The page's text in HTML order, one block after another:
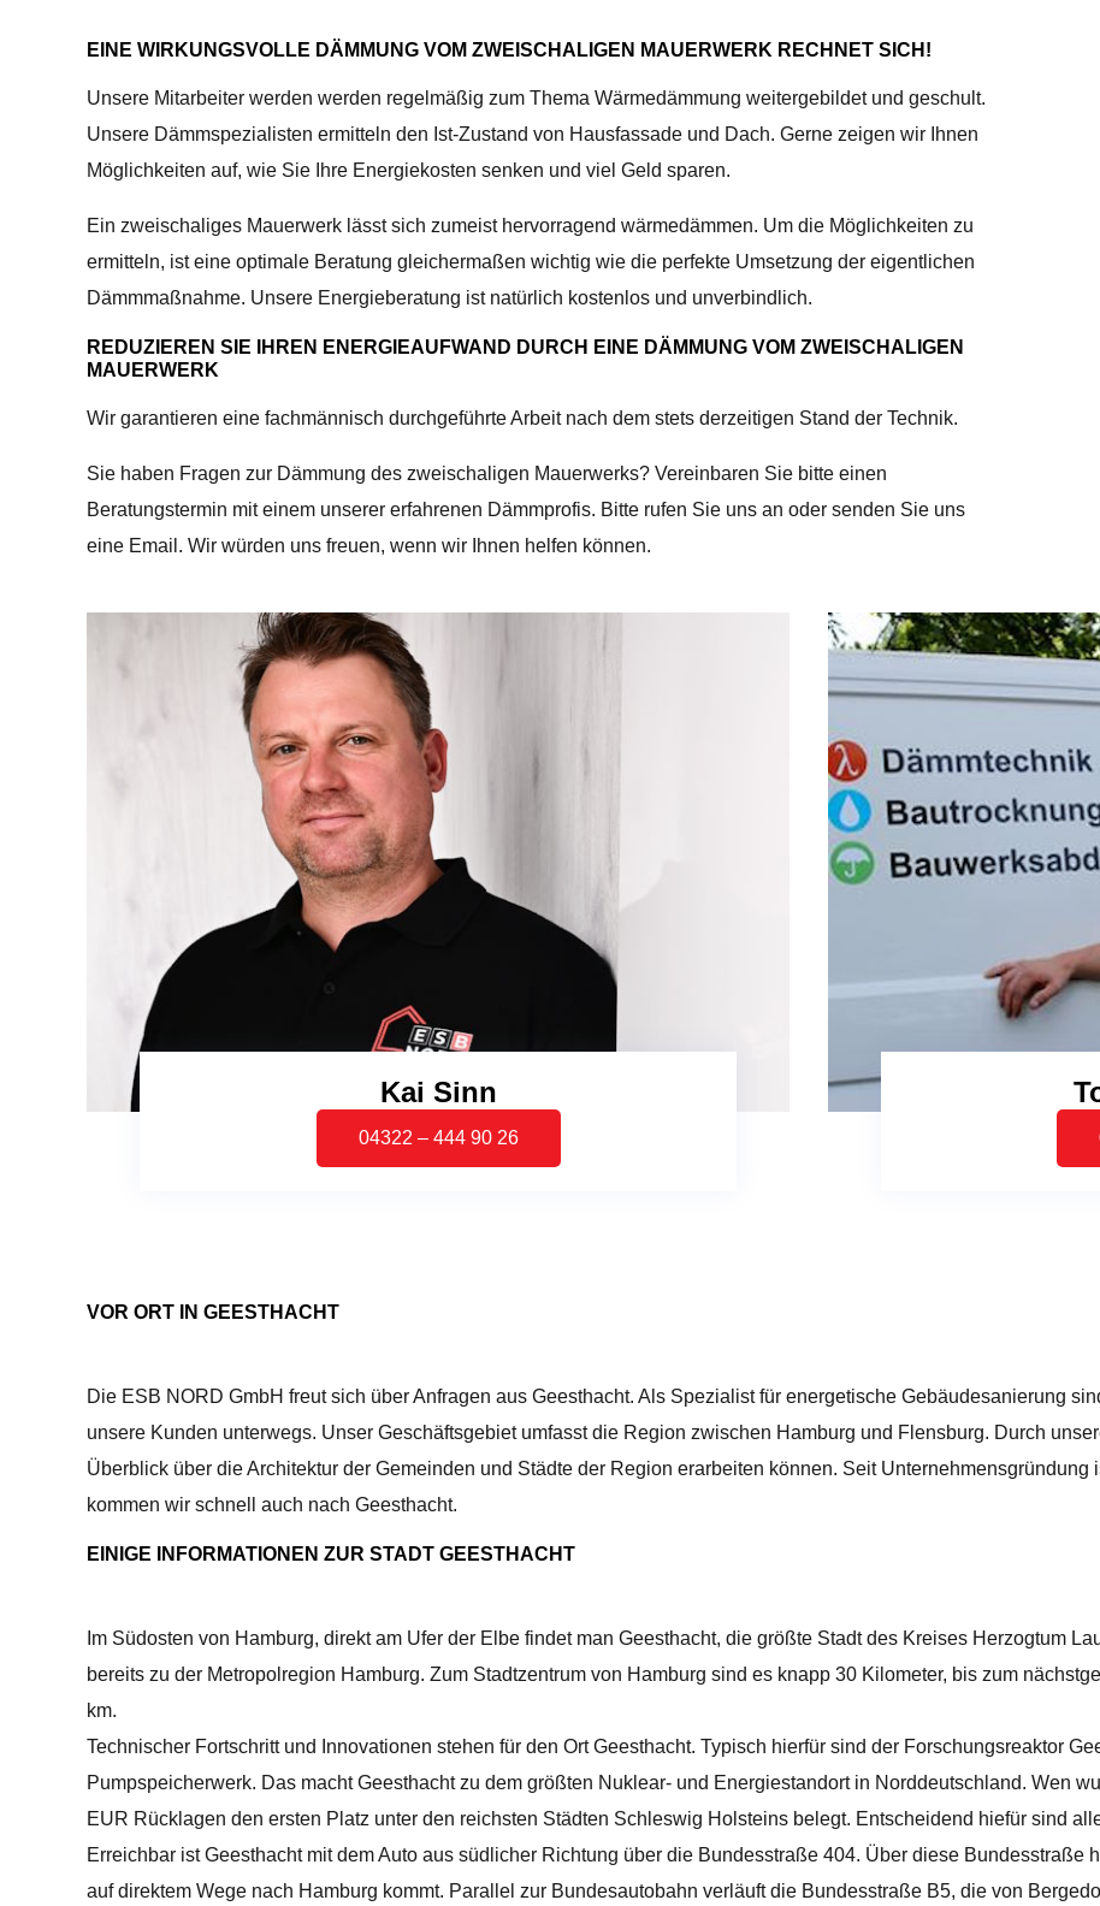
EINE WIRKUNGSVOLLE DÄMMUNG VOM ZWEISCHALIGEN MAUERWERK RECHNET SICH!
Unsere Mitarbeiter werden werden regelmäßig zum Thema Wärmedämmung weitergebildet und geschult.
Unsere Dämmspezialisten ermitteln den Ist-Zustand von Hausfassade und Dach. Gerne zeigen wir Ihnen
Möglichkeiten auf, wie Sie Ihre Energiekosten senken und viel Geld sparen.
Ein zweischaliges Mauerwerk lässt sich zumeist hervorragend wärmedämmen. Um die Möglichkeiten zu
ermitteln, ist eine optimale Beratung gleichermaßen wichtig wie die perfekte Umsetzung der eigentlichen
Dämmmaßnahme. Unsere Energieberatung ist natürlich kostenlos und unverbindlich.
REDUZIEREN SIE IHREN ENERGIEAUFWAND DURCH EINE DÄMMUNG VOM ZWEISCHALIGEN
MAUERWERK
Wir garantieren eine fachmännisch durchgeführte Arbeit nach dem stets derzeitigen Stand der Technik.
Sie haben Fragen zur Dämmung des zweischaligen Mauerwerks? Vereinbaren Sie bitte einen
Beratungstermin mit einem unserer erfahrenen Dämmprofis. Bitte rufen Sie uns an oder senden Sie uns
eine Email. Wir würden uns freuen, wenn wir Ihnen helfen können.
Kai Sinn
04322 – 444 90 26
VOR ORT IN GEESTHACHT
Die ESB NORD GmbH freut sich über Anfragen aus Geesthacht. Als Spezialist für energetische Gebäudesanierung
unsere Kunden unterwegs. Unser Geschäftsgebiet umfasst die Region zwischen Hamburg und Flensburg. Durch
Überblick über die Architektur der Gemeinden und Städte der Region erarbeiten können. Seit
kommen wir schnell auch nach Geesthacht.
EINIGE INFORMATIONEN ZUR STADT GEESTHACHT
Im Südosten von Hamburg, direkt am Ufer der Elbe findet man Geesthacht, die größte Stadt des Kreises Herzogtum
bereits zu der Metropolregion Hamburg. Zum Stadtzentrum von Hamburg sind es knapp 30 Kilometer, bis zum
km.
Technischer Fortschritt und Innovationen stehen für den Ort Geesthacht. Typisch hierfür sind der Forschungsreaktor
Pumpspeicherwerk. Das macht Geesthacht zu dem größten Nuklear- und Energiestandort in Norddeutschland. Wen
EUR Rücklagen den ersten Platz unter den reichsten Städten Schleswig Holsteins belegt. Entscheidend hiefür sind
Erreichbar ist Geesthacht mit dem Auto aus südlicher Richtung über die Bundesstraße 404. Über diese Bundesstraße
auf direktem Wege nach Hamburg kommt. Parallel zur Bundesautobahn verläuft die Bundesstraße B5, die von